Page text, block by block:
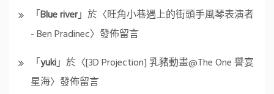
「Blue river」於〈旺角小巷遇上的街頭手風琴表演者
- Ben Pradinec〉發佈留言
「yuki」於〈[3D Projection] 乳豬動畫@The One 譽宴
星海〉發佈留言